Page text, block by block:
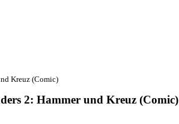
Kreuz (Comic)
2: Hammer und Kreuz (Comic)